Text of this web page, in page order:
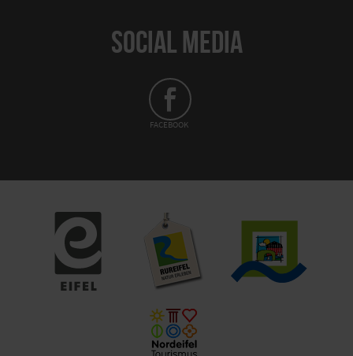
SOCIAL MEDIA
FACEBOOK